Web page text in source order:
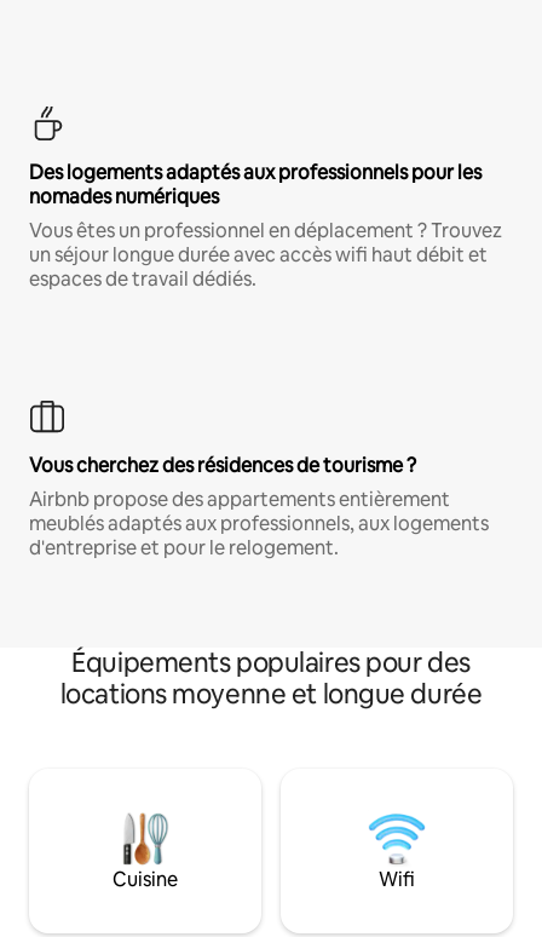
Des logements adaptés aux professionnels pour les
nomades numériques
Vous êtes un professionnel en déplacement ? Trouvez
un séjour longue durée avec accès wifi haut débit et
espaces de travail dédiés.
Vous cherchez des résidences de tourisme ?
Airbnb propose des appartements entièrement
meublés adaptés aux professionnels, aux logements
d'entreprise et pour le relogement.
Équipements populaires pour des
locations moyenne et longue durée
Cuisine Wifi